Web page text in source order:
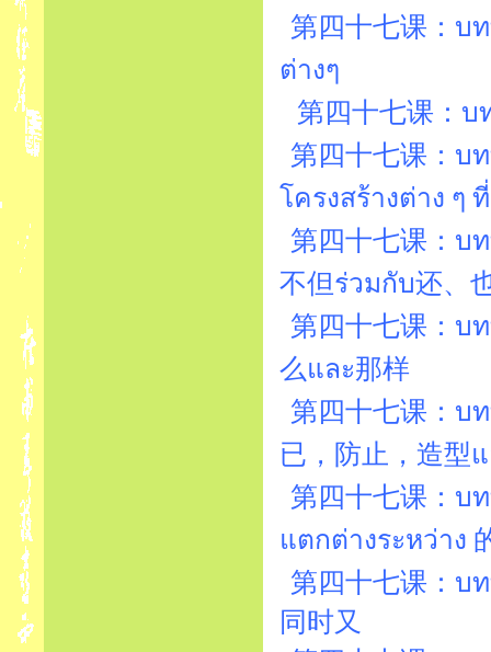
第四十七课：บ
ต่างๆ
第四十七课：บ
第四十七课：บ
โครงสร้างต่าง ๆ
第四十七课：บ
不但ร่วมกับ还、
第四十七课：บ
么และ那样
第四十七课：บ
已，防止，造型
第四十七课：บ
แตกต่างระหว่าง
第四十七课：บ
同时又